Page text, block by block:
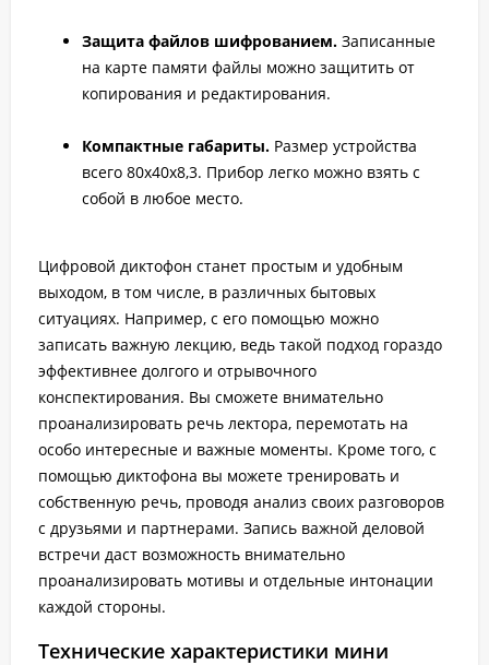
Защита файлов шифрованием. Записанные
на карте памяти файлы можно защитить от
копирования и редактирования.
Компактные габариты. Размер устройства
всего 80x40x8,3. Прибор легко можно взять с
собой в любое место.
Цифровой диктофон станет простым и удобным
выходом, в том числе, в различных бытовых
ситуациях. Например, с его помощью можно
записать важную лекцию, ведь такой подход гораздо
эффективнее долгого и отрывочного
конспектирования. Вы сможете внимательно
проанализировать речь лектора, перемотать на
особо интересные и важные моменты. Кроме того, с
помощью диктофона вы можете тренировать и
собственную речь, проводя анализ своих разговоров
с друзьями и партнерами. Запись важной деловой
встречи даст возможность внимательно
проанализировать мотивы и отдельные интонации
каждой стороны.
Технические характеристики мини